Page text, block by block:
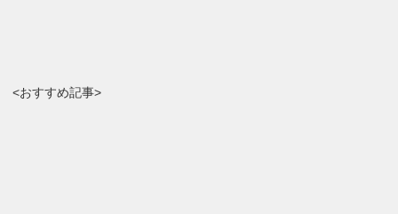
<おすすめ記事>